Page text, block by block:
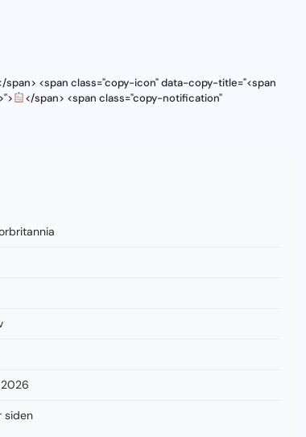
<span class="copy-icon" data-copy-title="<span
</span> <span class="copy-notification"
2026
siden